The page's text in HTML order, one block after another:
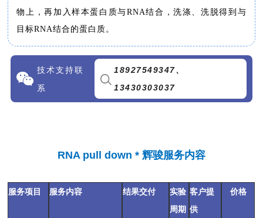
物上，再加入样本蛋白质与RNA结合，洗涤、洗脱得到与
目标RNA结合的蛋白质。
技术支持联
系
18927549347、
13430303037
RNA pull down * 辉骏服务内容
服务项目 服务内容 结果交付
实验
周期
客户提
供
价格